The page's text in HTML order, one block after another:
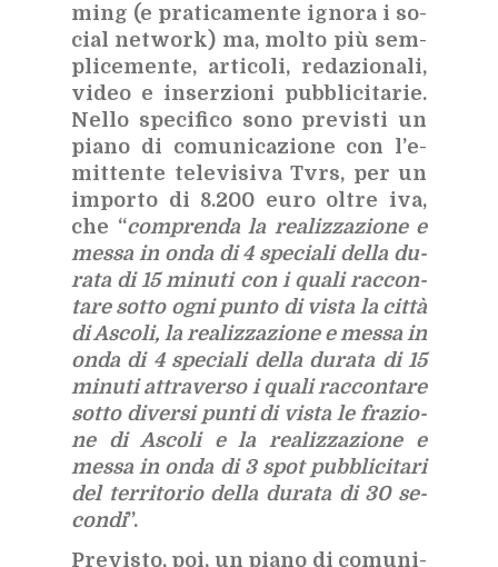
ming (e pra­ti­ca­men­te igno­ra i so­
cial net­work) ma, mol­to più sem­
pli­ce­men­te, ar­ti­co­li, re­da­zio­na­li,
vi­deo e in­ser­zio­ni pub­bli­ci­ta­rie.
Nel­lo spe­ci­fi­co sono pre­vi­sti un
pia­no di co­mu­ni­ca­zio­ne con l’e­
mit­ten­te te­le­vi­si­va Tvrs, per un
im­por­to di 8.200 euro ol­tre iva,
che “com­pren­da la rea­liz­za­zio­ne e
mes­sa in onda di 4 spe­cia­li del­la du­
ra­ta di 15 mi­nu­ti con i qua­li rac­con­
ta­re sot­to ogni pun­to di vi­sta la cit­tà
di Asco­li, la rea­liz­za­zio­ne e mes­sa in
onda di 4 spe­cia­li del­la du­ra­ta di 15
mi­nu­ti at­tra­ver­so i qua­li rac­con­ta­re
sot­to di­ver­si pun­ti di vi­sta le fra­zio­
ne di Asco­li e la rea­liz­za­zio­ne e
mes­sa in onda di 3 spot pub­bli­ci­ta­ri
del ter­ri­to­rio del­la du­ra­ta di 30 se­
con­di”.
Pre­vi­sto, poi, un pia­no di co­mu­ni­